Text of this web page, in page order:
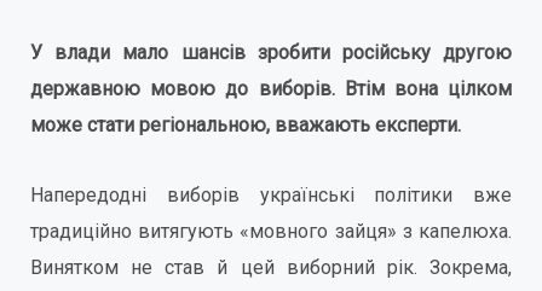
У влади мало шансів зробити російську другою
державною мовою до виборів. Втім вона цілком
може стати регіональною, вважають експерти.
Напередодні виборів українські політики вже
традиційно витягують «мовного зайця» з капелюха.
Винятком не став й цей виборний рік. Зокрема,